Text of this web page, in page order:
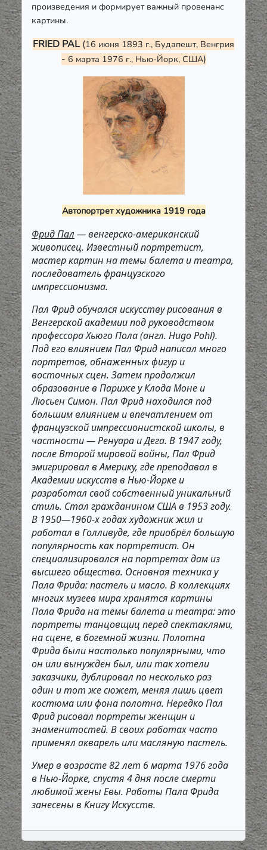
произведения и формирует важный провенанс
картины.
FRIED PAL(16 июня 1893 г., Будапешт, Венгрия
- 6 марта 1976 г., Нью-Йорк, США)
Автопортрет художника 1919 года
Фрид Пал — венгерско-американский
живописец. Известный портретист,
мастер картин на темы балета и театра,
последователь французского
импрессионизма.
Пал Фрид обучался искусству рисования в
Венгерской академии под руководством
профессора Хьюго Пола (англ. Hugo Pohl).
Под его влиянием Пал Фрид написал много
портретов, обнаженных фигур и
восточных сцен. Затем продолжил
образование в Париже у Клода Моне и
Люсьен Симон. Пал Фрид находился под
большим влиянием и впечатлением от
французской импрессионистской школы, в
частности — Ренуара и Дега. В 1947 году,
после Второй мировой войны, Пал Фрид
эмигрировал в Америку, где преподавал в
Академии искусств в Нью-Йорке и
разработал свой собственный уникальный
стиль. Стал гражданином США в 1953 году.
В 1950—1960-х годах художник жил и
работал в Голливуде, где приобрёл большую
популярность как портретист. Он
специализировался на портретах дам из
высшего общества. Основная техника у
Пала Фрида: пастель и масло. В коллекциях
многих музеев мира хранятся картины
Пала Фрида на темы балета и театра: это
портреты танцовщиц перед спектаклями,
на сцене, в богемной жизни. Полотна
Фрида были настолько популярными, что
он или вынужден был, или так хотели
заказчики, дублировал по несколько раз
один и тот же сюжет, меняя лишь цвет
костюма или фона полотна. Нередко Пал
Фрид рисовал портреты женщин и
знаменитостей. В своих работах часто
применял акварель или масляную пастель.
Умер в возрасте 82 лет 6 марта 1976 года
в Нью-Йорке, спустя 4 дня после смерти
любимой жены Евы. Работы Пала Фрида
занесены в Книгу Искусств.